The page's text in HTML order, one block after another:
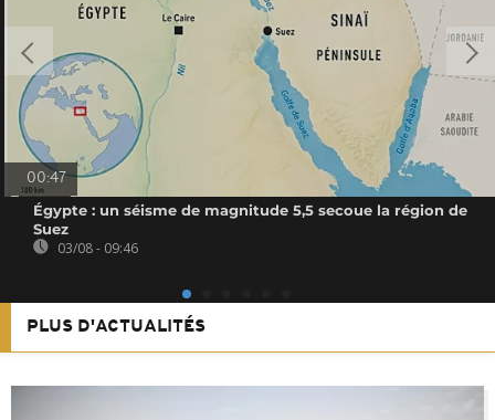
00:47
Égypte : un séisme de magnitude 5,5 secoue la région de
Suez
03/08 - 09:46
PLUS D'ACTUALITÉS